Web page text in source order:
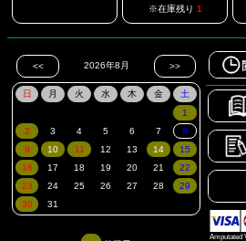
※在庫残り 1
Amputated